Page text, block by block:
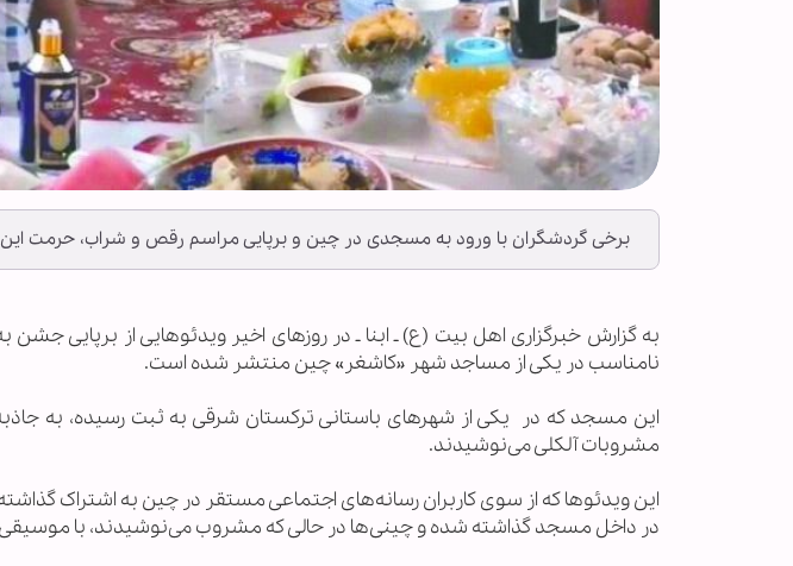
برخی گردشگران با ورود به مسجدی در چین و برپایی مراسم رقص و شراب، حرمت
به گزارش خبرگزاری اهل بيت (ع) ـ ابنا ـ در روزهای اخیر ویدئوهایی از برپایی
نامناسب در یکی از مساجد شهر «کاشغر» چین منتشر شده است.
این مسجد که در یکی از شهرهای باستانی ترکستان شرقی به ثبت رسیده، به
مشروبات آلکلی می‌نوشیدند.
این ویدئوها که از سوی کاربران رسانه‌های اجتماعی مستقر در چین به اشتراک
در داخل مسجد گذاشته شده و چینی‌ها در حالی که مشروب می‌نوشیدند، با